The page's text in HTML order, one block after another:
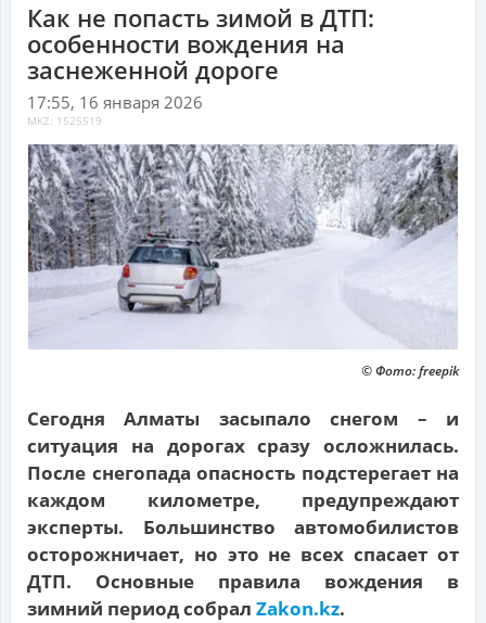
Как не попасть зимой в ДТП:
особенности вождения на
заснеженной дороге
17:55, 16 января 2026
MKZ: 1525519
© Фото: freepik
Сегодня Алматы засыпало снегом – и
ситуация на дорогах сразу осложнилась.
После снегопада опасность подстерегает на
каждом километре, предупреждают
эксперты. Большинство автомобилистов
осторожничает, но это не всех спасает от
ДТП. Основные правила вождения в
зимний период собрал Zakon.kz.